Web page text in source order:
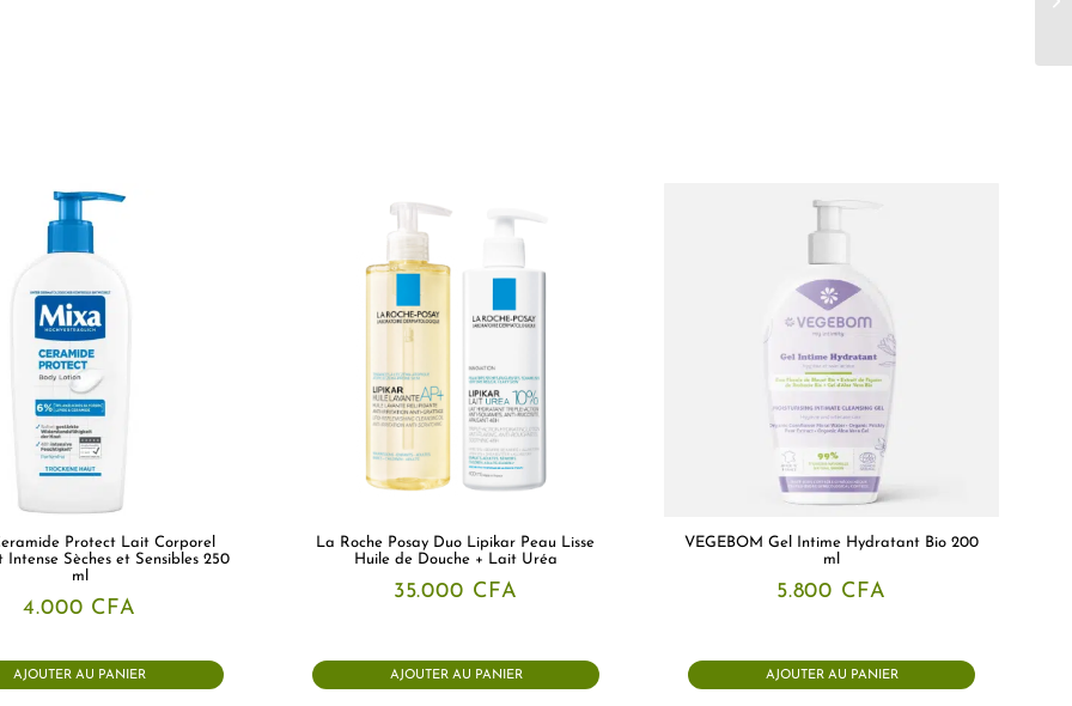
Protect Lait Corporel
Sèches et Sensibles 250
ml
4.000 CFA
AJOUTER AU PANIER
La Roche Posay Duo Lipikar Peau Lisse
Huile de Douche + Lait Uréa
35.000 CFA
AJOUTER AU PANIER
VEGEBOM Gel Intime Hydratant Bio 200
ml
5.800 CFA
AJOUTER AU PANIER